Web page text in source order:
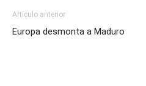
Artículo anterior
Europa desmonta a Maduro